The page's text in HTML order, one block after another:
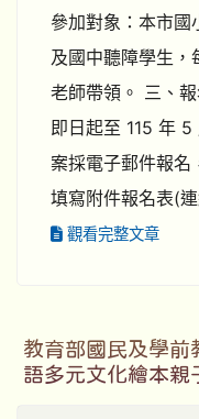
參加對象：本市
及國中聽障學生
老師帶領。 三、
即日起至 115 年
案採電子郵件報名
填寫附件報名表(
觀看完整文章
教育部國民及學
語多元文化繪本親